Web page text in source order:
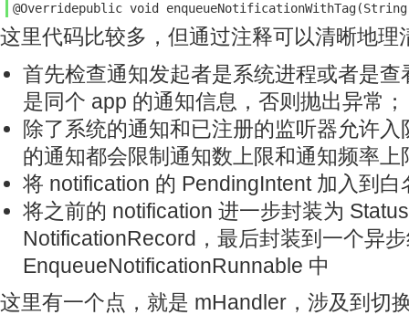
@Overridepublic void
这里代码比较多，但通过注释可以清晰地理
首先检查通知发起者是系统进程或者是
是同个 app 的通知信息，否则抛出异常；
除了系统的通知和已注册的监听器允许
的通知都会限制通知数上限和通知频率上
将 notification 的 PendingIntent 加入到白
将之前的 notification 进一步封装为
NotificationRecord，最后封装到一个异
EnqueueNotificationRunnable 中
这里有一个点，就是 mHandler，涉及到切